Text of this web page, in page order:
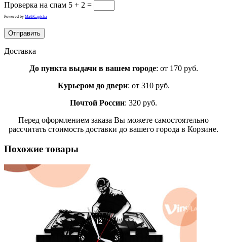
Проверка на спам 5 + 2 =
Powered by MathCaptcha
Доставка
До пункта выдачи в вашем городе: от 170 руб.
Курьером до двери: от 310 руб.
Почтой России: 320 руб.
Перед оформлением заказа Вы можете самостоятельно
рассчитать стоимость доставки до вашего города в Корзине.
Похожие товары